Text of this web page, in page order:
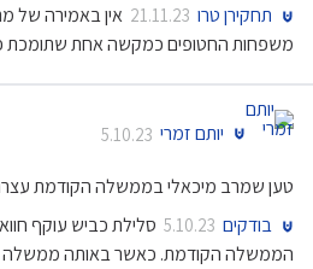
תחקירן טרו 21.11.23 אין באמירה של
משפחות החטופים כמקשה אחת
יותם זמרי 5.10.23
טען שמרב מיכאלי בממשלה הקודמת
בודקים 5.10.23 סלילת כביש עוקף
הממשלה הקודמת. כאשר באותה ממשלה